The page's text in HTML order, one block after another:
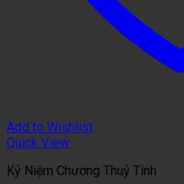
Add to Wishlist
Quick View
Kỷ Niệm Chương Thuỷ Tinh